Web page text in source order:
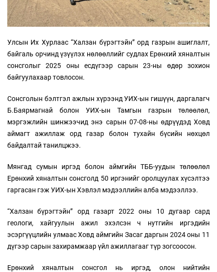
Улсын Их Хурлаас “Халзан бүрэгтэйн” орд газрын ашиглалт,
байгаль орчинд үзүүлэх нөлөөллийг судлах Ерөнхий хяналтын
сонсголыг 2025 оны есдүгээр сарын 23-ны өдөр зохион
байгуулахаар товлосон.
Сонсголын бэлтгэл ажлын хүрээнд УИХ-ын гишүүн, даргалагч
Б.Баярмагнай болон УИХ-ын Тамгын газрын төлөөлөл,
мэргэжлийн шинжээчид энэ сарын 07-08-ны өдрүүдэд Ховд
аймагт ажиллаж орд газар болон тухайн бүсийн нөхцөл
байдалтай танилцжээ.
Мянгад сумын иргэд болон аймгийн ТББ-уудын төлөөлөл
Ерөнхий хяналтын сонсголд 50 иргэнийг оролцуулах хүсэлтээ
гаргасан гэж УИХ-ын Хэвлэл мэдээллийн алба мэдээллээ.
“Халзан бүрэгтэйн” орд газарт 2022 оны 10 дугаар сард
геологи, хайгуулын ажил эхэлсэн ч нутгийн иргэдийн
эсэргүүцлийн улмаас Ховд аймгийн Засаг даргын 2024 оны 11
дүгээр сарын захирамжаар үйл ажиллагааг түр зогсоосон.
Ерөнхий хяналтын сонсгол нь иргэд, олон нийтийн